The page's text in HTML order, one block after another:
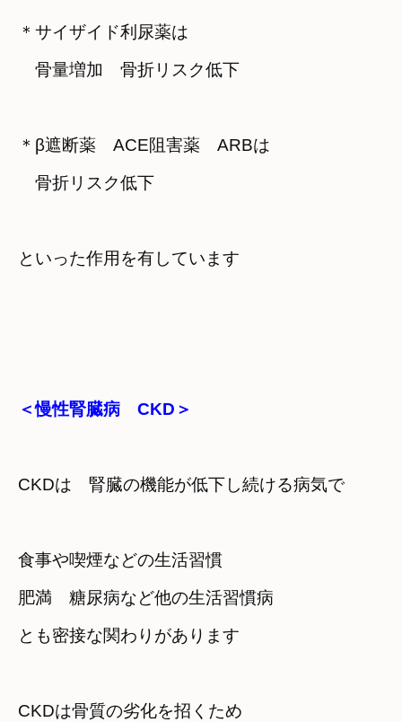
＊サイザイド利尿薬は
骨量増加　骨折リスク低下
＊β遮断薬　ACE阻害薬　ARBは
骨折リスク低下
といった作用を有しています
＜慢性腎臓病　CKD＞
CKDは　腎臓の機能が低下し続ける病気で
食事や喫煙などの生活習慣
肥満　糖尿病など他の生活習慣病
とも密接な関わりがあります
CKDは骨質の劣化を招くため